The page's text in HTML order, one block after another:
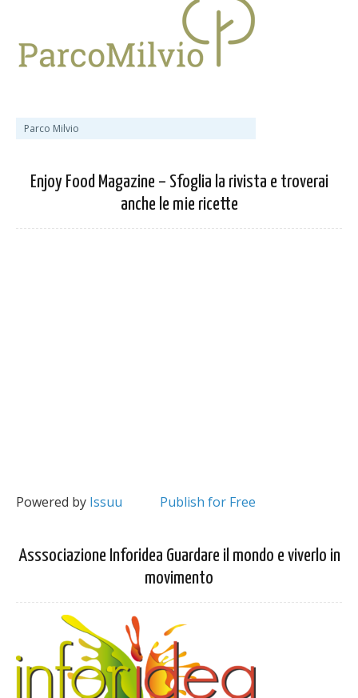
Parco Milvio
Enjoy Food Magazine – Sfoglia la rivista e troverai
anche le mie ricette
Powered by Issuu Publish for Free
Asssociazione Inforidea Guardare il mondo e viverlo in
movimento